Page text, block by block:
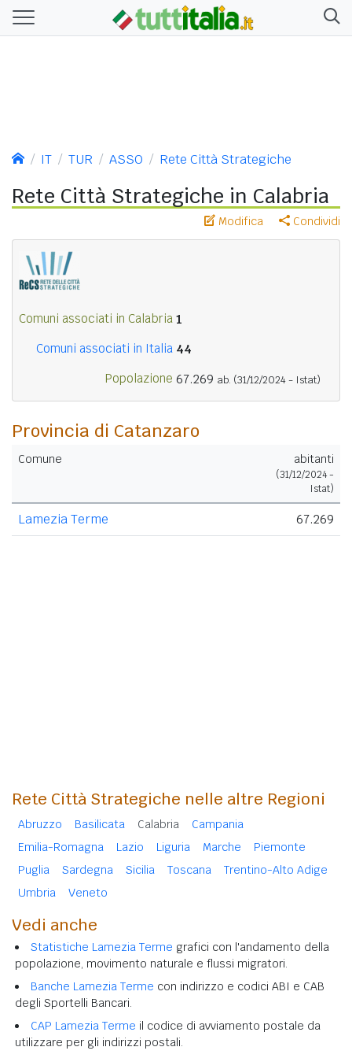
IT TUR ASSO Rete Città Strategiche
Rete Città Strategiche in Calabria
Modifica Condividi
Comuni associati in Calabria 1
Comuni associati in Italia 44
Popolazione 67.269 ab. (31/12/2024 - Istat)
Provincia di Catanzaro
Comune abitanti
(31/12/2024 -
Istat)
Lamezia Terme 67.269
Rete Città Strategiche nelle altre Regioni
Abruzzo Basilicata Calabria
Campania
Emilia-Romagna
Lazio Liguria Marche
Piemonte
Puglia
Sardegna Sicilia Toscana
Trentino-Alto Adige
Umbria
Veneto
Vedi anche
Statistiche Lamezia Terme grafici con l'andamento della
popolazione, movimento naturale e flussi migratori.
Banche Lamezia Terme con indirizzo e codici ABI e CAB
degli Sportelli Bancari.
CAP Lamezia Terme il codice di avviamento postale da
utilizzare per gli indirizzi postali.